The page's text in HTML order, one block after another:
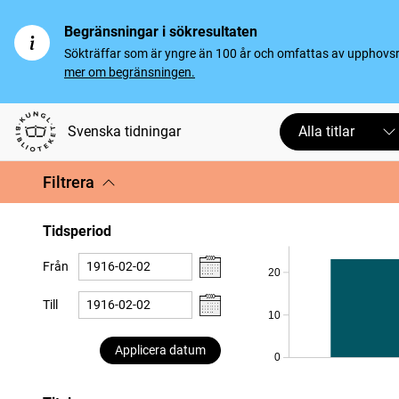
Begränsningar i sökresultaten
Sökträffar som är yngre än 100 år och omfattas av
mer om begränsningen.
Svenska tidningar Alla titlar
Filtrera
Tidsperiod
Från
Till
Applicera datum
0
10
20